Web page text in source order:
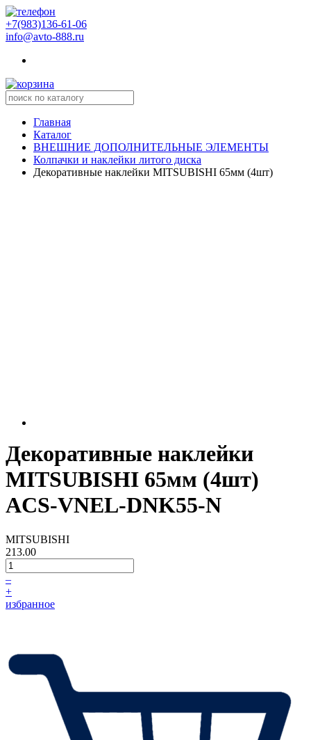
+7(983)136-61-06
info@avto-888.ru
Главная
Каталог
ВНЕШНИЕ ДОПОЛНИТЕЛЬНЫЕ ЭЛЕМЕНТЫ
Колпачки и наклейки литого диска
Декоративные наклейки MITSUBISHI 65мм (4шт)
Декоративные наклейки
MITSUBISHI 65мм (4шт)
ACS-VNEL-DNK55-N
MITSUBISHI
213.00
–
+
избранное